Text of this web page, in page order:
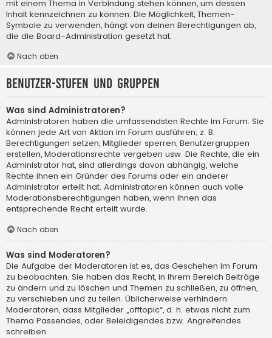
mit einem Thema in Verbindung stehen können, um dessen
Inhalt kennzeichnen zu können. Die Möglichkeit, Themen-
Symbole zu verwenden, hängt von deinen Berechtigungen ab,
die die Board-Administration gesetzt hat.
Nach oben
Benutzer-Stufen und Gruppen
Was sind Administratoren?
Administratoren haben die umfassendsten Rechte im Forum. Sie
können jede Art von Aktion im Forum ausführen; z. B.
Berechtigungen setzen, Mitglieder sperren, Benutzergruppen
erstellen, Moderationsrechte vergeben usw. Die Rechte, die ein
Administrator hat, sind allerdings davon abhängig, welche
Rechte ihnen ein Gründer des Forums oder ein anderer
Administrator erteilt hat. Administratoren können auch volle
Moderationsberechtigungen haben, wenn ihnen das
entsprechende Recht erteilt wurde.
Nach oben
Was sind Moderatoren?
Die Aufgabe der Moderatoren ist es, das Geschehen im Forum
zu beobachten. Sie haben das Recht, in ihrem Bereich Beiträge
zu ändern und zu löschen und Themen zu schließen, zu öffnen,
zu verschieben und zu teilen. Üblicherweise verhindern
Moderatoren, dass Mitglieder „offtopic“, d. h. etwas nicht zum
Thema Passendes, oder Beleidigendes bzw. Angreifendes
schreiben.